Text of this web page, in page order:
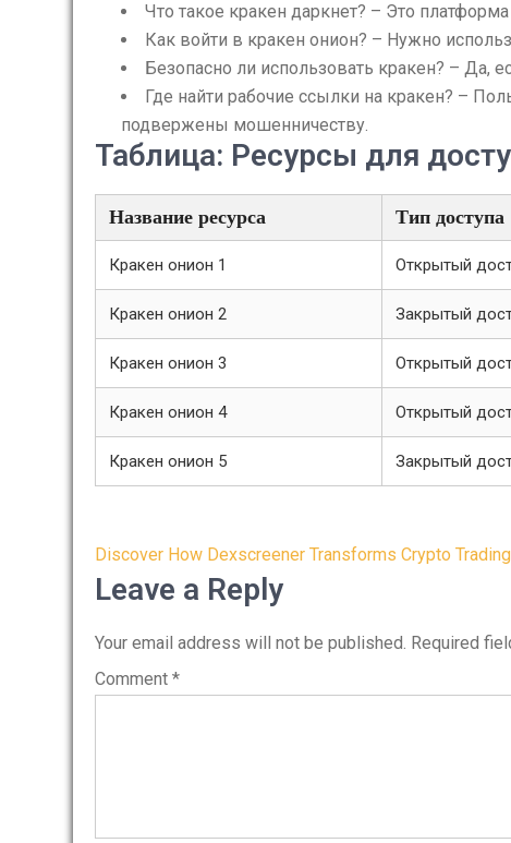
Что такое кракен даркнет? – Это
Как войти в кракен онион? – Нужно
Безопасно ли использовать кракен? – Да,
Где найти рабочие ссылки на кракен? –
подвержены мошенничеству.
Таблица: Ресурсы для
Название ресурса Тип доступа
Кракен онион 1 Открытый
Кракен онион 2 Закрытый
Кракен онион 3 Открытый
Кракен онион 4 Открытый
Кракен онион 5 Закрытый
Post
navigation
Discover How Dexscreener Transforms Crypto
Leave a Reply
Your email address will not be published. Required
Comment *